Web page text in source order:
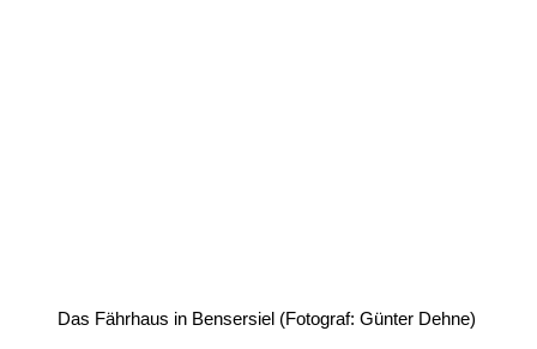
Das Fährhaus in Bensersiel (Fotograf: Günter Dehne)